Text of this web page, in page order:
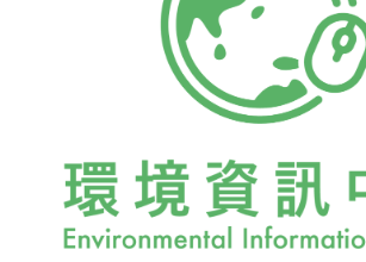
孔珊瑚集體釋放精卵的畫面。同時，國
的珊瑚研究團隊，今年又再次紀錄到人
卵，且時間點與墾丁海域的多數珊瑚生
館表示，海生館珊瑚研究團隊過去就曾
察養殖型的珊瑚。海生館人工養殖的珊
5月11日，接連3天皆有觀察到珊瑚產卵